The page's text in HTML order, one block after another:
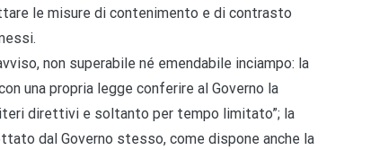
le misure di contenimento e di contrasto
non superabile né emendabile inciampo: la
una propria legge conferire al Governo la
direttivi e soltanto per tempo limitato”; la
dal Governo stesso, come dispone anche la